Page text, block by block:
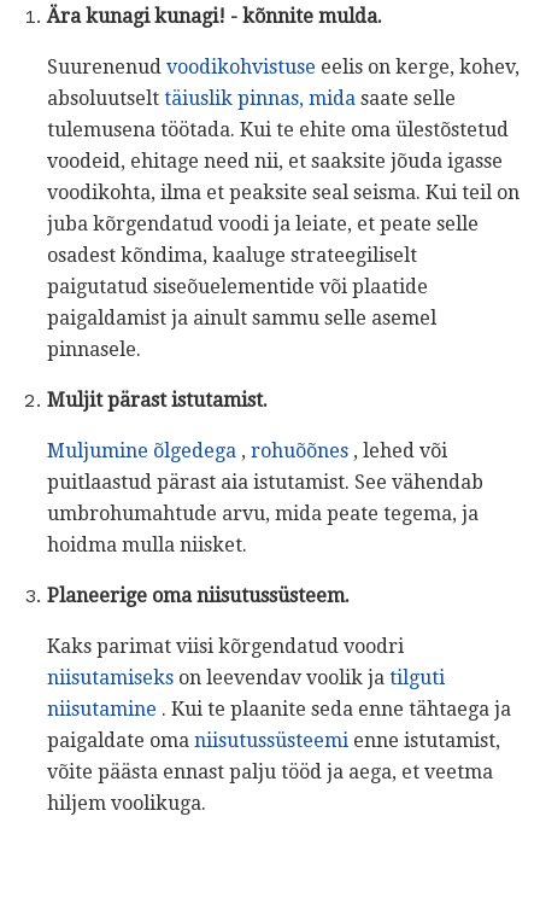
Ära kunagi kunagi! - kõnnite mulda.
Suurenenud voodikohvistuse eelis on kerge, kohev,
absoluutselt täiuslik pinnas, mida saate selle
tulemusena töötada. Kui te ehite oma ülestõstetud
voodeid, ehitage need nii, et saaksite jõuda igasse
voodikohta, ilma et peaksite seal seisma. Kui teil on
juba kõrgendatud voodi ja leiate, et peate selle
osadest kõndima, kaaluge strateegiliselt
paigutatud siseõuelementide või plaatide
paigaldamist ja ainult sammu selle asemel
pinnasele.
Muljit pärast istutamist.
Muljumine õlgedega , rohuõõnes , lehed või
puitlaastud pärast aia istutamist. See vähendab
umbrohumahtude arvu, mida peate tegema, ja
hoidma mulla niisket.
Planeerige oma niisutussüsteem.
Kaks parimat viisi kõrgendatud voodri
niisutamiseks on leevendav voolik ja tilguti
niisutamine . Kui te plaanite seda enne tähtaega ja
paigaldate oma niisutussüsteemi enne istutamist,
võite päästa ennast palju tööd ja aega, et veetma
hiljem voolikuga.